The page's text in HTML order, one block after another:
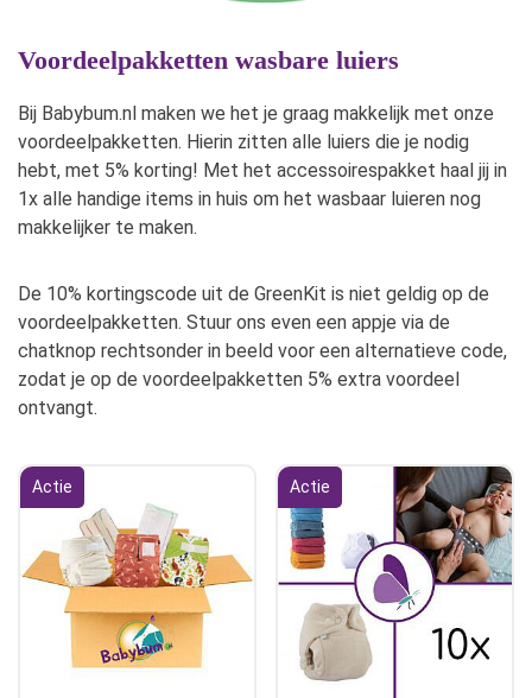
Voordeelpakketten wasbare luiers
Bij Babybum.nl maken we het je graag makkelijk met onze
voordeelpakketten. Hierin zitten alle luiers die je nodig
hebt, met 5% korting! Met het accessoirespakket haal jij in
1x alle handige items in huis om het wasbaar luieren nog
makkelijker te maken.
De 10% kortingscode uit de GreenKit is niet geldig op de
voordeelpakketten. Stuur ons even een appje via de
chatknop rechtsonder in beeld voor een alternatieve code,
zodat je op de voordeelpakketten 5% extra voordeel
ontvangt.
Actie Actie